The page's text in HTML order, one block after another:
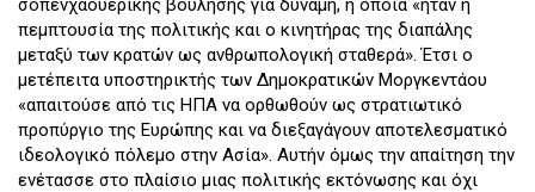
σοπενχαουερικής βούλησης για δύναμη, η οποία «ήταν η
πεμπτουσία της πολιτικής και ο κινητήρας της διαπάλης
μεταξύ των κρατών ως ανθρωπολογική σταθερά». Έτσι ο
μετέπειτα υποστηρικτής των Δημοκρατικών Μοργκεντάου
«απαιτούσε από τις ΗΠΑ να ορθωθούν ως στρατιωτικό
προπύργιο της Ευρώπης και να διεξαγάγουν αποτελεσματικό
ιδεολογικό πόλεμο στην Ασία». Αυτήν όμως την απαίτηση την
ενέτασσε στο πλαίσιο μιας πολιτικής εκτόνωσης και όχι